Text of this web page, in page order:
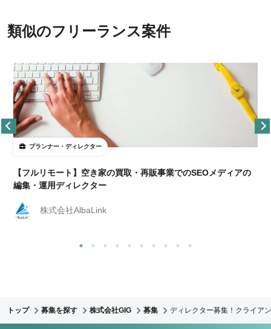
類似のフリーランス案件
プランナー・ディレクター
【フルリモート】空き家の買取・再販事業でのSEOメディアの
編集・運用ディレクター
株式会社AlbaLink
トップ 募集を探す 株式会社GIG 募集 ディレクター募集！クライア